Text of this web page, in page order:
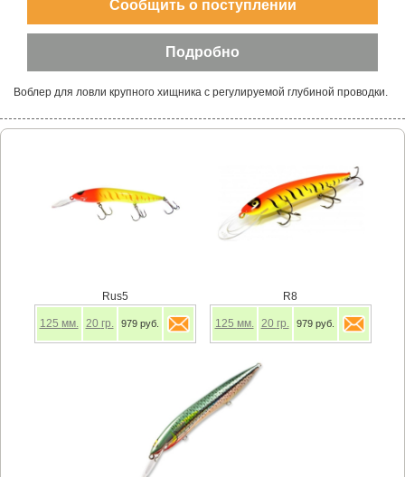
Воблер для ловли крупного хищника с регулируемой глубиной проводки.
Rus5
125 мм. 20 гр. 979 руб.
R8
125 мм. 20 гр. 979 руб.